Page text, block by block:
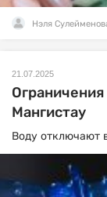
Нэля
21.07.2025
Мангистау
Воду отключают